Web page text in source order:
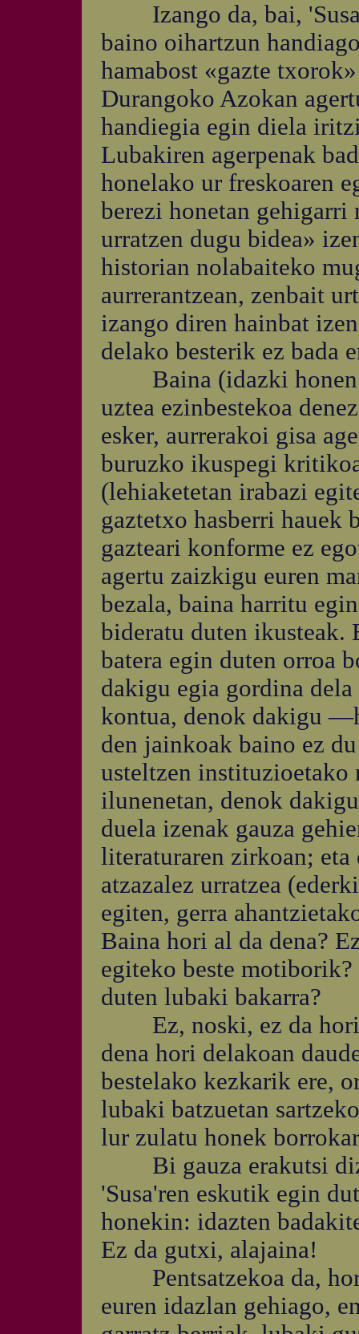
Izango da, bai, 'Susa'
baino oihartzun
hamabost «gazte
Durangoko Azokan
handiegia egin diela
Lubakiren agerpenak
honelako ur freskoaren
berezi honetan gehigarri
urratzen dugu bidea»
historian nolabaiteko
aurrerantzean, zenbait
izango diren hainbat
delako besterik ez bada
Baina (idazki honen
uztea ezinbestekoa
esker, aurrerakoi gisa
buruzko ikuspegi
(lehiaketetan irabazi
gaztetxo hasberri hauek
gazteari konforme ez
agertu zaizkigu euren
bezala, baina harritu
bideratu duten ikusteak.
batera egin duten orroa
dakigu egia gordina
kontua, denok dakigu
den jainkoak baino ez
usteltzen instituzioetako
ilunenetan, denok
duela izenak gauza
literaturaren zirkoan;
atzazalez urratzea
egiten, gerra
Baina hori al da dena?
egiteko beste
duten lubaki bakarra?
Ez, noski, ez da hori
dena hori delakoan
bestelako kezkarik ere,
lubaki batzuetan
lur zulatu honek
Bi gauza erakutsi
'Susa'ren eskutik egin
honekin: idazten
Ez da gutxi, alajaina!
Pentsatzekoa da,
euren idazlan gehiago,